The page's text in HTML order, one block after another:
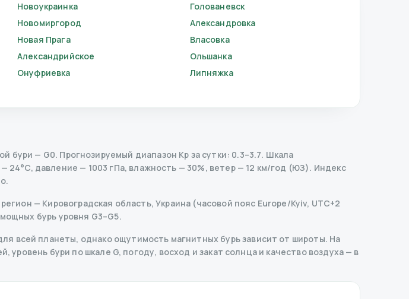
Новоукраинка
Голованевск
Новомиргород
Александровка
Новая Прага
Власовка
Александрийское
Ольшанка
Онуфриевка
Липняжка
бури — G0. Прогнозируемый диапазон Kp за сутки: 0.3–3.7. Шкала
24°C, давление — 1003 гПа, влажность — 30%, ветер — 12 км/год (ЮЗ). Индекс
— Кировоградская область, Украина (часовой пояс Europe/Kyiv, UTC+2
бурь уровня G3–G5.
всей планеты, однако ощутимость магнитных бурь зависит от широты. На
бури по шкале G, погоду, восход и закат солнца и качество воздуха — в